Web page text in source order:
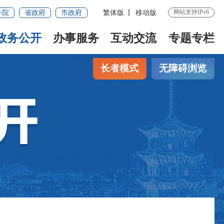
院 省政府 市政府 繁体版 移动版 网站支持IPv6
务公开 办事服务 互动交流 专题专栏
长者模式 无障碍浏览